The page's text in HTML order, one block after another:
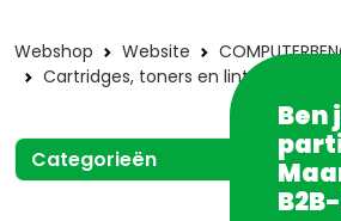
Ben
Webshop Website
Cartridges, toners en linten
Categorieën